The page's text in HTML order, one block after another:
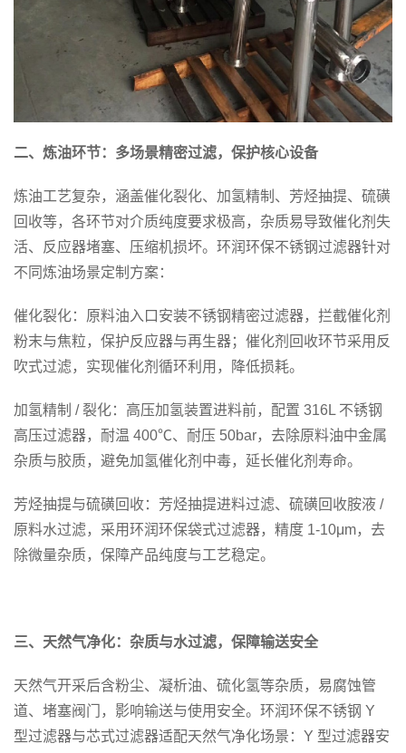
二、炼油环节：多场景精密过滤，保护核心设备
炼油工艺复杂，涵盖催化裂化、加氢精制、芳烃抽提、硫磺
回收等，各环节对介质纯度要求极高，杂质易导致催化剂失
活、反应器堵塞、压缩机损坏。环润环保不锈钢过滤器针对
不同炼油场景定制方案：
催化裂化：原料油入口安装不锈钢精密过滤器，拦截催化剂
粉末与焦粒，保护反应器与再生器；催化剂回收环节采用反
吹式过滤，实现催化剂循环利用，降低损耗。
加氢精制 / 裂化：高压加氢装置进料前，配置 316L 不锈钢
高压过滤器，耐温 400℃、耐压 50bar，去除原料油中金属
杂质与胶质，避免加氢催化剂中毒，延长催化剂寿命。
芳烃抽提与硫磺回收：芳烃抽提进料过滤、硫磺回收胺液 /
原料水过滤，采用环润环保袋式过滤器，精度 1-10μm，去
除微量杂质，保障产品纯度与工艺稳定。
三、天然气净化：杂质与水过滤，保障输送安全
天然气开采后含粉尘、凝析油、硫化氢等杂质，易腐蚀管
道、堵塞阀门，影响输送与使用安全。环润环保不锈钢 Y
型过滤器与芯式过滤器适配天然气净化场景：Y 型过滤器安